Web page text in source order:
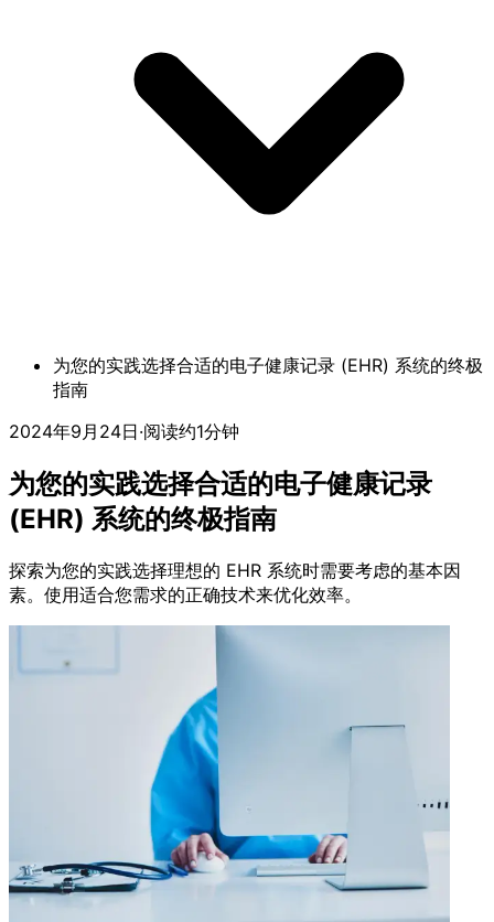
为您的实践选择合适的电子健康记录 (EHR) 系统的终极
指南
2024年9月24日·阅读约1分钟
为您的实践选择合适的电子健康记录
(EHR) 系统的终极指南
探索为您的实践选择理想的 EHR 系统时需要考虑的基本因
素。使用适合您需求的正确技术来优化效率。